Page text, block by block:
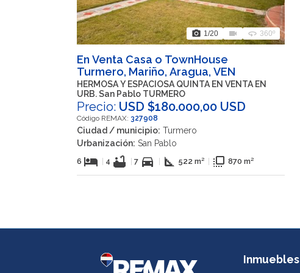
photo_camera 1/20 videocam 360 360º
En Venta Casa o TownHouse
Turmero, Mariño, Aragua, VEN
HERMOSA Y ESPACIOSA QUINTA EN VENTA EN
URB. San Pablo TURMERO
Precio: USD $180.000,00 USD
Código REMAX: 327908
Ciudad / municipio: Turmero
Urbanización: San Pablo
6 hotel 4 bathtub 7 directions_car square_foot 522 m² flip_to_front 870 m²
Inmuebles